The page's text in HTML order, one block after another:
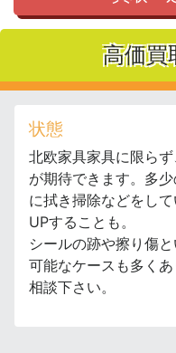
高価買
状態
北欧家具家具に限ら
が期待できます。多
に拭き掃除などをし
UPすることも。
シールの跡や擦り傷
可能なケースも多く
相談下さい。